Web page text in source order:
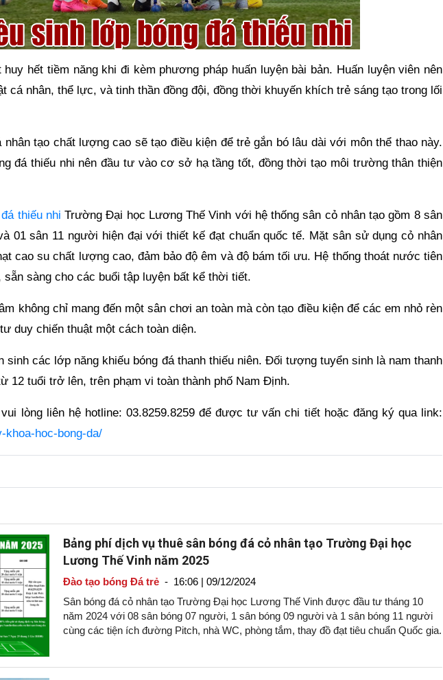
hết tiềm năng khi đi kèm phương pháp huấn luyện bài bản. Huấn luyện viên nên
cá nhân, thể lực, và tinh thần đồng đội, đồng thời khuyến khích trẻ sáng tạo trong lối
tạo chất lượng cao sẽ tạo điều kiện để trẻ gắn bó lâu dài với môn thể thao này.
đá thiếu nhi nên đầu tư vào cơ sở hạ tầng tốt, đồng thời tạo môi trường thân thiện
thiếu nhi Trường Đại học Lương Thế Vinh với hệ thống sân cỏ nhân tạo gồm 8 sân
01 sân 11 người hiện đại với thiết kế đạt chuẩn quốc tế. Mặt sân sử dụng cỏ nhân
cao su chất lượng cao, đảm bảo độ êm và độ bám tối ưu. Hệ thống thoát nước tiên
sẵn sàng cho các buổi tập luyện bất kể thời tiết.
không chỉ mang đến một sân chơi an toàn mà còn tạo điều kiện để các em nhỏ rèn
duy chiến thuật một cách toàn diện.
sinh các lớp năng khiếu bóng đá thanh thiếu niên. Đối tượng tuyển sinh là nam thanh
12 tuổi trở lên, trên phạm vi toàn thành phố Nam Định.
lòng liên hệ hotline: 03.8259.8259 để được tư vấn chi tiết hoặc đăng ký qua link:
khoa-hoc-bong-da/
Bảng phí dịch vụ thuê sân bóng đá cỏ nhân tạo Trường Đại học
Lương Thế Vinh năm 2025
Đào tạo bóng Đá trẻ- 16:06 | 09/12/2024
Sân bóng đá cỏ nhân tạo Trường Đại học Lương Thế Vinh được đầu tư tháng 10
năm 2024 với 08 sân bóng 07 người, 1 sân bóng 09 người và 1 sân bóng 11 người
cùng các tiện ích đường Pitch, nhà WC, phòng tắm, thay đồ đạt tiêu chuẩn Quốc gia.